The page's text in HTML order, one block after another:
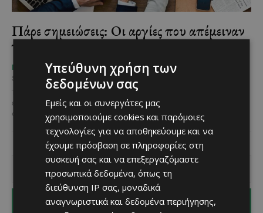
Πάρε σημειώσεις: Οι αργίες που απέμειναν
για το 2025 και τα τριήμερα του 2026
ΜΈΝΟΥΜΕ ΕΝΗΜΕΡΩΜΈΝΟΙ Χριστίνα Γεωργίου
September 24, 2025
Τόσο στην Κύπρο, όσο και στο εξωτερικό επίσημες μέρες
εορτασμού ή μνήμης, καθιερώνονται ως δημόσιες αργίες. Αυτό
σημαίνει πως οι δημόσιες υπηρεσίες και ορισμένες...
I WANT IN
Υπεύθυνη χρήση των
δεδομένων σας
Εμείς και οι συνεργάτες μας
χρησιμοποιούμε cookies και παρόμοιες
τεχνολογίες για να αποθηκεύουμε και να
έχουμε πρόσβαση σε πληροφορίες στη
συσκευή σας και να επεξεργαζόμαστε
προσωπικά δεδομένα, όπως τη
διεύθυνση IP σας, μοναδικά
αναγνωριστικά και δεδομένα περιήγησης,